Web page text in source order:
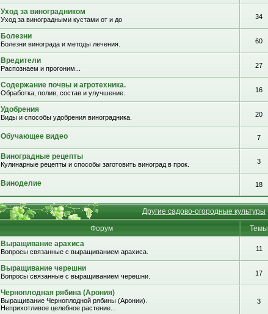
Уход за виноградником
Уход за виноградными кустами от и до 34
Болезни
Болезни винограда и методы лечения. 60
Вредители
Распознаем и прогоним... 27
Содержание почвы и агротехника.
Обработка, полив, состав и улучшение. 16
Удобрения
Виды и способы удобрения виноградника. 20
Обучающее видео 7
Виноградные рецепты
Кулинарные рецепты и способы заготовить виноград в прок. 3
Виноделие 18
Другие садово-огородные культуры
Форум
Темы
Выращивание арахиса
Вопросы связанные с выращиванием арахиса. 11
Выращивание черешни
Вопросы связанные с выращиванием черешни. 17
Черноплодная рябина (Арония)
Выращивание Черноплодной рябины (Аронии).
Неприхотливое целебное растение...
3